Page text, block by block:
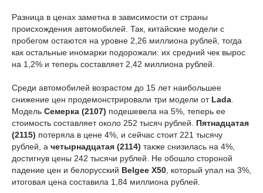
Разница в ценах заметна в зависимости от страны
происхождения автомобилей. Так, китайские модели с
пробегом остаются на уровне 2,26 миллиона рублей, тогда
как остальные иномарки подорожали: их средний чек вырос
на 1,2% и теперь составляет 2, 42 миллиона рублей.
Среди автомобилей возрастом до 15 лет наибольшее
снижение цен продемонстрировали три модели от Lada
Модель Семерка (2107) подешевела на 5%, теперь ее
стоимость составляет около 252 тысяч рублей. Пятнадцатая
(2115) потеряла в цене 4%, и сейчас стоит 221 тысячу
рублей, а четырнадцатая (2114) также снизилась на 4%,
достигнув цены 242 тысячи рублей. Не обошло стороной
падение цен и белорусский Belgee X50 , который упал на 3%,
итоговая цена составила 1,84 миллиона рублей.